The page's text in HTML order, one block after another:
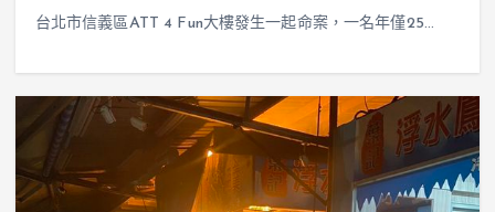
台北市信義區ATT 4 Fun大樓發生一起命案，一名年僅25…